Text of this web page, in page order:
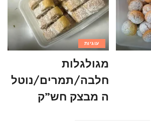
עוגיות
מגולגלות
חלבה/תמרים/נוטל
ה מבצק חש”ק